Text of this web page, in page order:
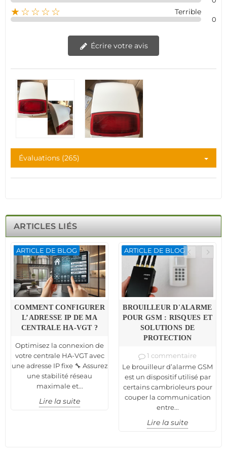
★☆☆☆☆ Terrible
0
Écrire votre avis
Évaluations (265)
ARTICLES LIÉS
ARTICLE DE BLOG
COMMENT CONFIGURER
L’ADRESSE IP DE MA
CENTRALE HA-VGT ?
Optimisez la connexion de
votre centrale HA-VGT avec
une adresse IP fixe 🔧 Assurez
une stabilité réseau
maximale et...
Lire la suite
ARTICLE DE BLOG
BROUILLEUR D'ALARME
POUR GSM : RISQUES ET
SOLUTIONS DE
PROTECTION
1 commentaire
Le brouilleur d’alarme GSM
est un dispositif utilisé par
certains cambrioleurs pour
couper la communication
entre...
Lire la suite